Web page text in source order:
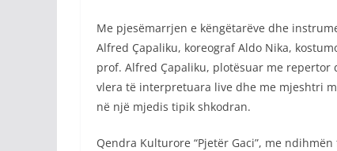
Me pjesëmarrjen e këngëtarëve dhe
Alfred Çapaliku, koreograf Aldo Nika,
prof. Alfred Çapaliku, plotësuar me repertor
vlera të interpretuara live dhe me mjeshtri
në një mjedis tipik shkodran.
Qendra Kulturore “Pjetër Gaci”, me